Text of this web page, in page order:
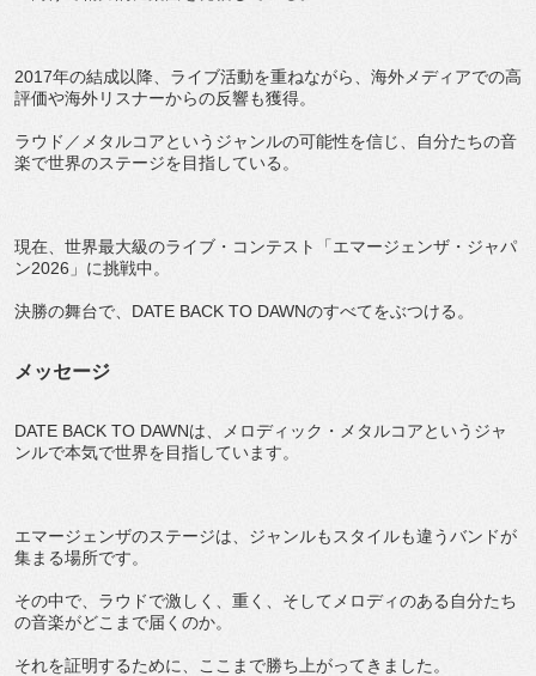
2017年の結成以降、ライブ活動を重ねながら、海外メディアでの高
評価や海外リスナーからの反響も獲得。
ラウド／メタルコアというジャンルの可能性を信じ、自分たちの音
楽で世界のステージを目指している。
現在、世界最大級のライブ・コンテスト「エマージェンザ・ジャパ
ン2026」に挑戦中。
決勝の舞台で、DATE BACK TO DAWNのすべてをぶつける。
メッセージ
DATE BACK TO DAWNは、メロディック・メタルコアというジャ
ンルで本気で世界を目指しています。
エマージェンザのステージは、ジャンルもスタイルも違うバンドが
集まる場所です。
その中で、ラウドで激しく、重く、そしてメロディのある自分たち
の音楽がどこまで届くのか。
それを証明するために、ここまで勝ち上がってきました。